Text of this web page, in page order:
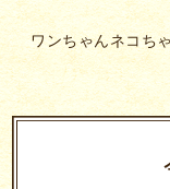
ワンちゃんネコち